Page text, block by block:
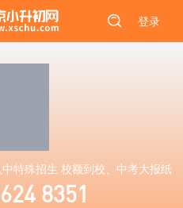
登录
特殊招生 校额到校、中考大报纸
8351